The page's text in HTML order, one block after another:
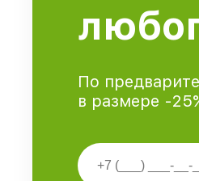
По
в размере -